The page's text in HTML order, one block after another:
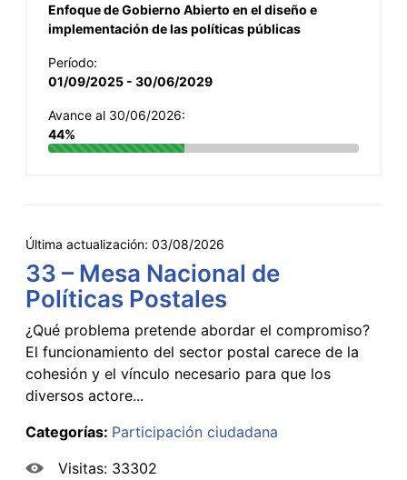
Enfoque de Gobierno Abierto en el diseño e
implementación de las políticas públicas
Período:
01/09/2025 - 30/06/2029
Avance al 30/06/2026:
44%
Última actualización: 03/08/2026
33 – Mesa Nacional de
Políticas Postales
¿Qué problema pretende abordar el compromiso?
El funcionamiento del sector postal carece de la
cohesión y el vínculo necesario para que los
diversos actore...
Categorías: Participación ciudadana
Visitas: 33302